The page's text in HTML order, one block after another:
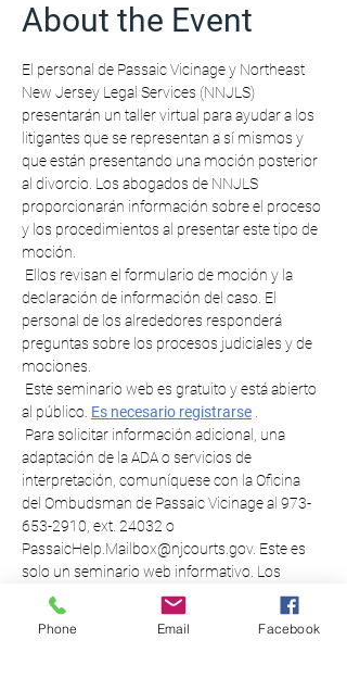
About the Event
El personal de Passaic Vicinage y Northeast
New Jersey Legal Services (NNJLS)
presentarán un taller virtual para ayudar a los
litigantes que se representan a sí mismos y
que están presentando una moción posterior
al divorcio. Los abogados de NNJLS
proporcionarán información sobre el proceso
y los procedimientos al presentar este tipo de
moción.
declaración de información del caso. El
personal de los alrededores responderá
preguntas sobre los procesos judiciales y de
mociones.
al público. Es necesario registrarse
adaptación de la ADA o servicios de
interpretación, comuníquese con la Oficina
del Ombudsman de Passaic Vicinage al 973-
653-2910, ext. 24032 o
PassaicHelp.Mailbox@njcourts.gov. Este es
solo un seminario web informativo. Los
casos individuales no serán discutidos ni
resueltos.
Phone Email Facebook